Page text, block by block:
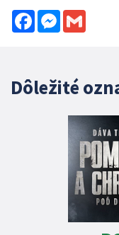
FacebookMessenger
Dôležité